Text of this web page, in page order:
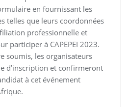
en fournissant les
telles que leurs coordonnées
professionnelle et
participer à CAPEPEI 2023.
soumis, les organisateurs
d’inscription et confirmeront
à cet événement